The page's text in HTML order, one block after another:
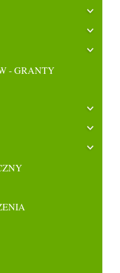
- GRANTY